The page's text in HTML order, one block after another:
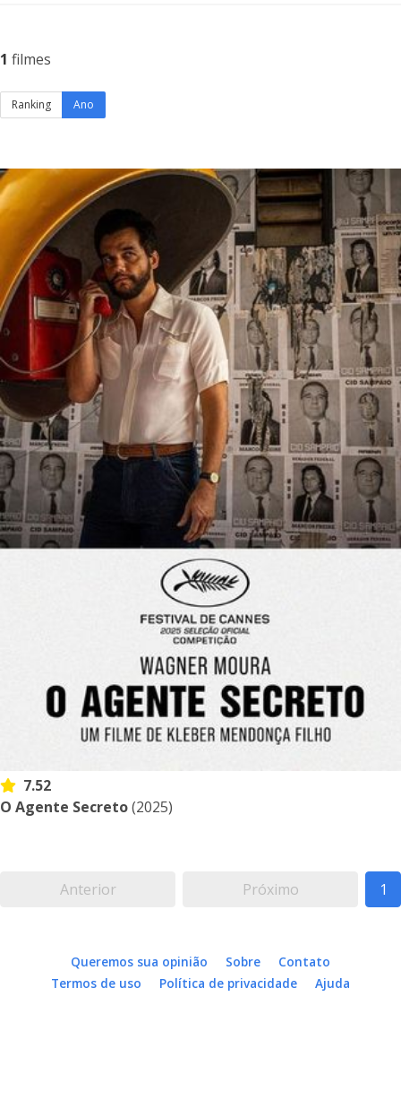
1 filmes
Ranking Ano
7.52
O Agente Secreto(2025)
Anterior Próximo 1
Queremos sua opinião Sobre
Contato
Termos de uso
Política de privacidade Ajuda